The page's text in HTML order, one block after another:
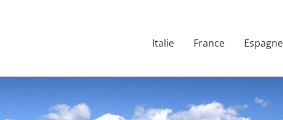
Italie France Espagne